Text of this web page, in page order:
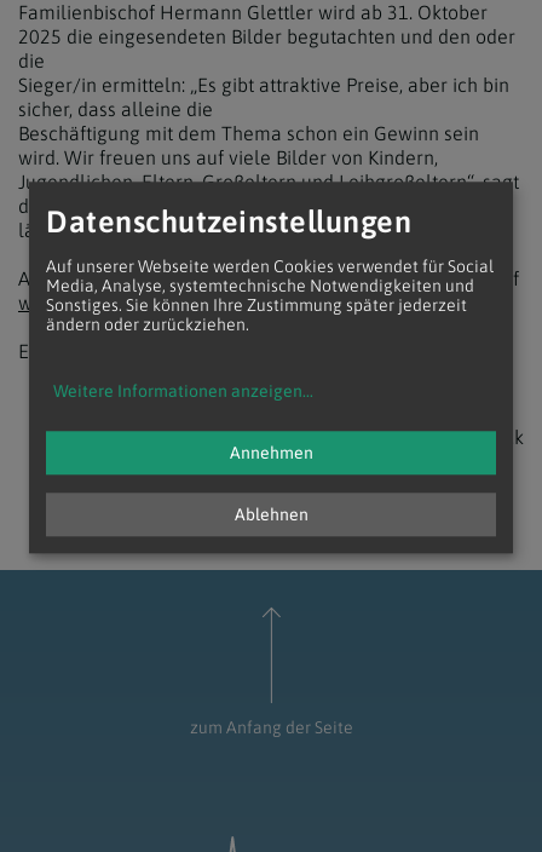
Familienbischof Hermann Glettler wird ab 31. Oktober
2025 die eingesendeten Bilder begutachten und den oder
die
Sieger/in ermitteln: „Es gibt attraktive Preise, aber ich bin
sicher, dass alleine die
Beschäftigung mit dem Thema schon ein Gewinn sein
wird. Wir freuen uns auf viele Bilder von Kindern,
Jugendlichen, Eltern, Großeltern und Leihgroßeltern“, sagt
der Präsident des Katholischen Familienverbandes und
lädt alle zum Mitmachen ein.
Alle Infos sowie die genaue Ausschreibung findet man auf
www.familie.at/bilderderhoffnung
Einsendeschluss ist der 31. Oktober 2025.
zurück
zum Anfang der Seite
Datenschutzeinstellungen
Auf unserer Webseite werden Cookies verwendet für Social
Media, Analyse, systemtechnische Notwendigkeiten und
Sonstiges. Sie können Ihre Zustimmung später jederzeit
ändern oder zurückziehen.
Weitere Informationen anzeigen...
Ablehnen
Annehmen